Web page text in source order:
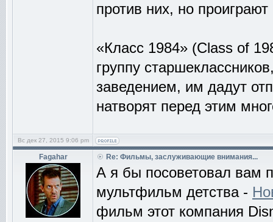
против них, но проиграют
«Класс 1984» (Class of
группу
заведением, им дадут
натворят перед этим
Вс дек 27, 2015 9:06 pm
Fagahar Re: Фильмы, заслуживающие внимания...
А я бы посоветовал вам
мультфильм детства -
фильм этот компания